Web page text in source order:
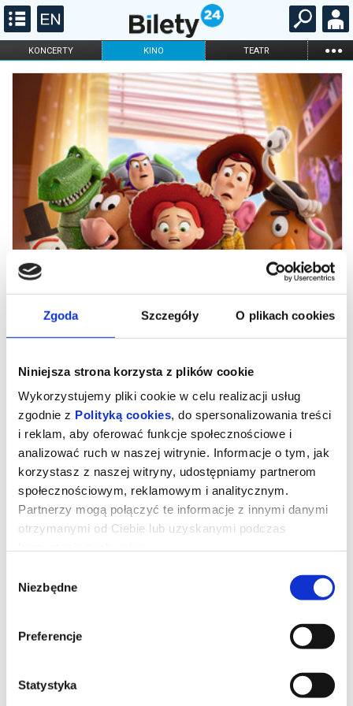
Zgoda Szczegóły O plikach cookies
Niniejsza strona korzysta z plików cookie
Wykorzystujemy pliki cookie w celu realizacji usług
zgodnie z Polityką cookies, do spersonalizowania treści
i reklam, aby oferować funkcje społecznościowe i
analizować ruch w naszej witrynie. Informacje o tym, jak
korzystasz z naszej witryny, udostępniamy partnerom
społecznościowym, reklamowym i analitycznym.
Partnerzy mogą połączyć te informacje z innymi danymi
otrzymanymi od Ciebie lub uzyskanymi podczas
zgody
Niezbędne
Preferencje
Statystyka
KONCERTY KINO TEATR ...
FILHARMONIA OPERA I BALET
STAND-UP
ONLINE KARNETY
Toy Story 5
Zabawki powracają w filmie Toy Story 5, najnowszej produkcji
Disney i Pixar. Tym razem czeka je zupełnie nowe wyzwanie -
częściej przyciągają… elektroniczne gadżety. Czy tradycyjne
zabawki odnajdą się w erze ekranów?